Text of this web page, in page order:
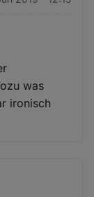
was
ironisch